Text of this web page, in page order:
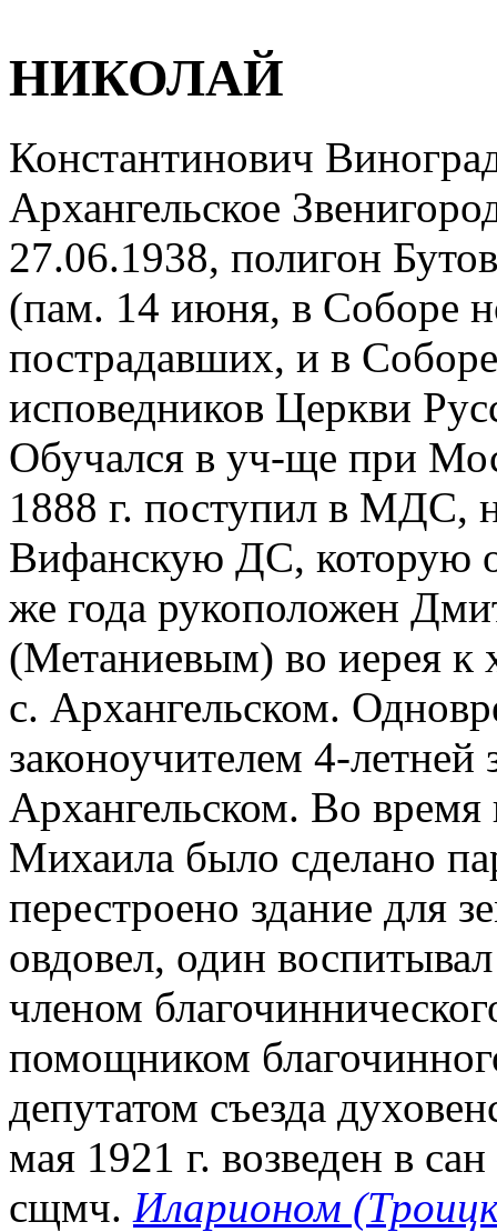
НИКОЛАЙ
Константинович
Архангельское
27.06.1938, полигон
(пам. 14 июня, в Соборе
пострадавших, и в
исповедников Церкви
Обучался в уч-ще при
1888 г. поступил в МДС,
Вифанскую ДС, которую
же года рукоположен
(Метаниевым) во иерея к
с. Архангельском.
законоучителем 4-
Архангельском. Во время
Михаила было сделано
перестроено здание для
овдовел, один
членом
помощником
депутатом съезда
мая 1921 г. возведен в
сщмч. Иларионом